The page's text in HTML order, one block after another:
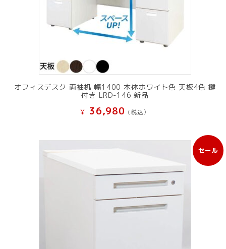
オフィスデスク 両袖机 幅1400 本体ホワイト色 天板4色 鍵
付き LRD-146 新品
¥ 36,980 (税込）
セール
販
売